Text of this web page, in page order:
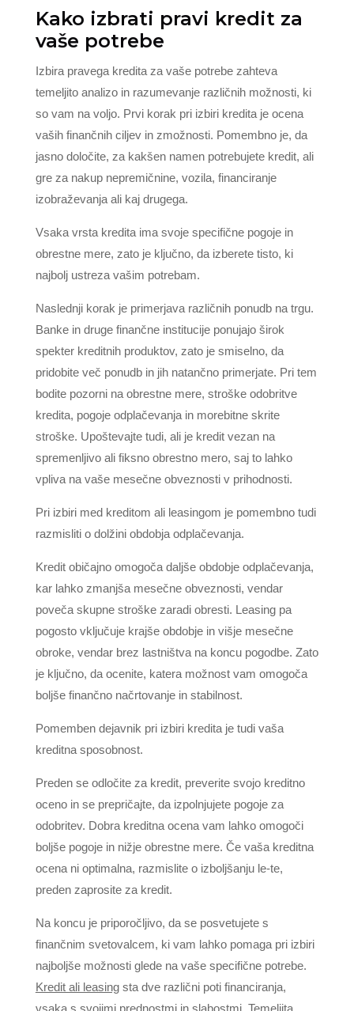
Kako izbrati pravi kredit za
vaše potrebe
Izbira pravega kredita za vaše potrebe zahteva
temeljito analizo in razumevanje različnih možnosti, ki
so vam na voljo. Prvi korak pri izbiri kredita je ocena
vaših finančnih ciljev in zmožnosti. Pomembno je, da
jasno določite, za kakšen namen potrebujete kredit, ali
gre za nakup nepremičnine, vozila, financiranje
izobraževanja ali kaj drugega.
Vsaka vrsta kredita ima svoje specifične pogoje in
obrestne mere, zato je ključno, da izberete tisto, ki
najbolj ustreza vašim potrebam.
Naslednji korak je primerjava različnih ponudb na trgu.
Banke in druge finančne institucije ponujajo širok
spekter kreditnih produktov, zato je smiselno, da
pridobite več ponudb in jih natančno primerjate. Pri tem
bodite pozorni na obrestne mere, stroške odobritve
kredita, pogoje odplačevanja in morebitne skrite
stroške. Upoštevajte tudi, ali je kredit vezan na
spremenljivo ali fiksno obrestno mero, saj to lahko
vpliva na vaše mesečne obveznosti v prihodnosti.
Pri izbiri med kreditom ali leasingom je pomembno tudi
razmisliti o dolžini obdobja odplačevanja.
Kredit običajno omogoča daljše obdobje odplačevanja,
kar lahko zmanjša mesečne obveznosti, vendar
poveča skupne stroške zaradi obresti. Leasing pa
pogosto vključuje krajše obdobje in višje mesečne
obroke, vendar brez lastništva na koncu pogodbe. Zato
je ključno, da ocenite, katera možnost vam omogoča
boljše finančno načrtovanje in stabilnost.
Pomemben dejavnik pri izbiri kredita je tudi vaša
kreditna sposobnost.
Preden se odločite za kredit, preverite svojo kreditno
oceno in se prepričajte, da izpolnjujete pogoje za
odobritev. Dobra kreditna ocena vam lahko omogoči
boljše pogoje in nižje obrestne mere. Če vaša kreditna
ocena ni optimalna, razmislite o izboljšanju le-te,
preden zaprosite za kredit.
Na koncu je priporočljivo, da se posvetujete s
finančnim svetovalcem, ki vam lahko pomaga pri izbiri
najboljše možnosti glede na vaše specifične potrebe.
Kredit ali leasingsta dve različni poti financiranja,
vsaka s svojimi prednostmi in slabostmi. Temeljita